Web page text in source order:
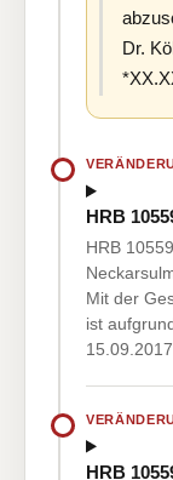
Dr.
HRB
HRB
Mit der
ist
HRB